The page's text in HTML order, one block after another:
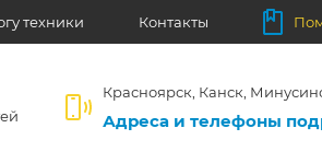
техники Контакты
Красноярск, Канск,
Адреса и телефоны